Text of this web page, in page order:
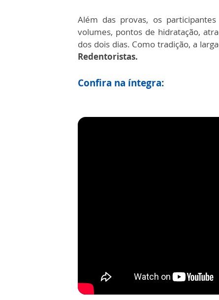
Além das provas, os
volumes, pontos de hidratação,
dos dois dias. Como tradição, a
Redentoristas.
Confira na íntegra: